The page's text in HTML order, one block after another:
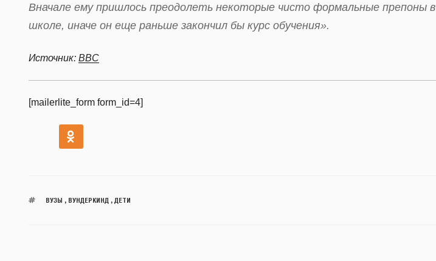
Вначале ему пришлось преодолеть некоторые чисто формальные препоны в
школе, иначе он еще раньше закончил бы курс обучения».
Источник: BBC
[mailerlite_form form_id=4]
ВУЗЫ ВУНДЕРКИНД ДЕТИ